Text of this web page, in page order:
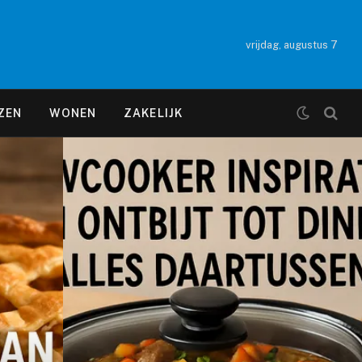
vrijdag, augustus 7
WONEN ZAKELIJK